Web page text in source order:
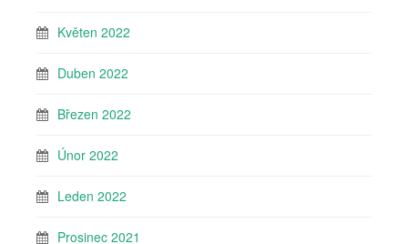
Květen 2022
Duben 2022
Březen 2022
Únor 2022
Leden 2022
Prosinec 2021